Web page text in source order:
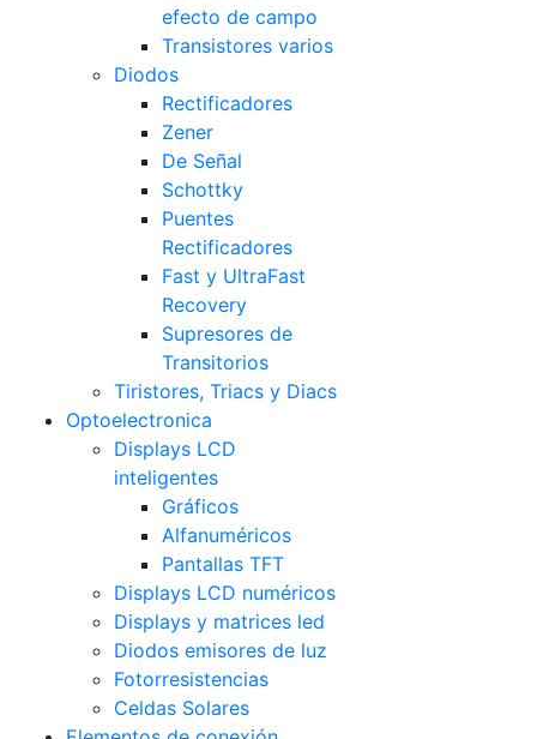
efecto de campo
Transistores varios
Diodos
Rectificadores
Zener
De Señal
Schottky
Puentes
Rectificadores
Fast y UltraFast
Recovery
Supresores de
Transitorios
Tiristores, Triacs y Diacs
Optoelectronica
Displays LCD
inteligentes
Gráficos
Alfanuméricos
Pantallas TFT
Displays LCD numéricos
Displays y matrices led
Diodos emisores de luz
Fotorresistencias
Celdas Solares